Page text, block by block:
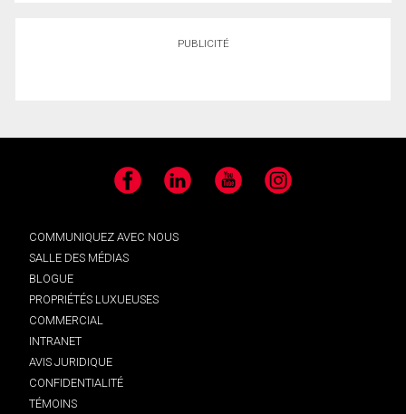
PUBLICITÉ
Facebook LinkedIn YouTube Instagram
COMMUNIQUEZ AVEC NOUS
SALLE DES MÉDIAS
BLOGUE
PROPRIÉTÉS LUXUEUSES
COMMERCIAL
INTRANET
AVIS JURIDIQUE
CONFIDENTIALITÉ
TÉMOINS